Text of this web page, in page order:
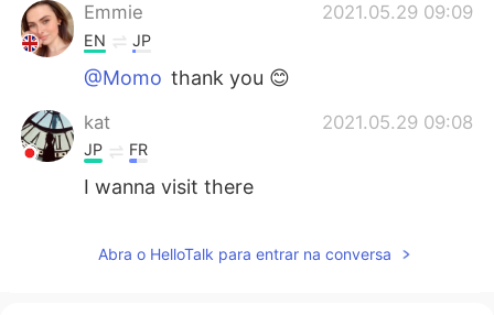
Emmie 2021.05.29 09:09
EN JP
@Momo thank you 😊
kat 2021.05.29 09:08
JP FR
I wanna visit there
JP EN
Abra o HelloTalk para entrar na conversa